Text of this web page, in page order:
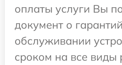
оплаты услуги Вы
документ о
обслуживании
сроком на все виды